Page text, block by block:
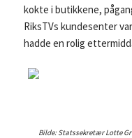
kokte i butikkene,
RiksTVs kundesenter
hadde en rolig
Bilde: Statssekretær Lotte